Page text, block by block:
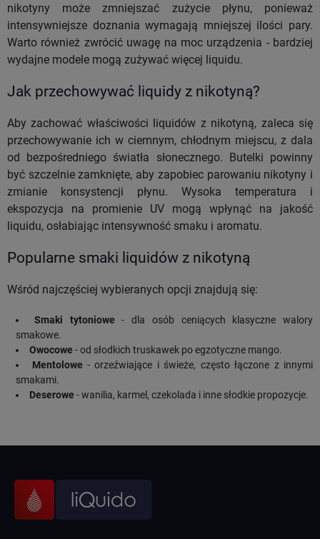
nikotyny może zmniejszać zużycie płynu, ponieważ
intensywniejsze doznania wymagają mniejszej ilości pary.
Warto również zwrócić uwagę na moc urządzenia - bardziej
wydajne modele mogą zużywać więcej liquidu.
Jak przechowywać liquidy z nikotyną?
Aby zachować właściwości liquidów z nikotyną, zaleca się
przechowywanie ich w ciemnym, chłodnym miejscu, z dala
od bezpośredniego światła słonecznego. Butelki powinny
być szczelnie zamknięte, aby zapobiec parowaniu nikotyny i
zmianie konsystencji płynu. Wysoka temperatura i
ekspozycja na promienie UV mogą wpłynąć na jakość
liquidu, osłabiając intensywność smaku i aromatu.
Popularne smaki liquidów z nikotyną
Wśród najczęściej wybieranych opcji znajdują się:
Smaki tytoniowe - dla osób ceniących klasyczne walory
smakowe.
Owocowe - od słodkich truskawek po egzotyczne mango.
Mentolowe - orzeźwiające i świeże, często łączone z innymi
smakami.
Deserowe - wanilia, karmel, czekolada i inne słodkie propozycje.